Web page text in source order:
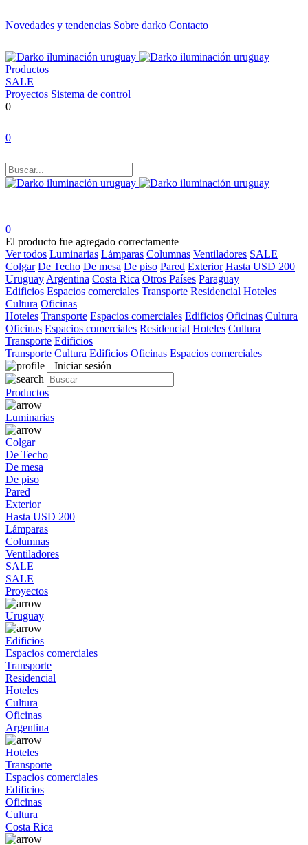
Novedades y tendencias Sobre darko Contacto
Productos
SALE
Proyectos Sistema de control
0
0
0
El producto fue agregado correctamente
Ver todos Luminarias Lámparas Columnas Ventiladores SALE
Colgar De Techo De mesa De piso Pared Exterior Hasta USD 200
Uruguay Argentina Costa Rica Otros Países Paraguay
Edificios Espacios comerciales Transporte Residencial Hoteles
Cultura Oficinas
Hoteles Transporte Espacios comerciales Edificios Oficinas Cultura
Oficinas Espacios comerciales Residencial Hoteles Cultura
Transporte Edificios
Transporte Cultura Edificios Oficinas Espacios comerciales
Iniciar sesión
Productos
Luminarias
Colgar
De Techo
De mesa
De piso
Pared
Exterior
Hasta USD 200
Lámparas
Columnas
Ventiladores
SALE
SALE
Proyectos
Uruguay
Edificios
Espacios comerciales
Transporte
Residencial
Hoteles
Cultura
Oficinas
Argentina
Hoteles
Transporte
Espacios comerciales
Edificios
Oficinas
Cultura
Costa Rica